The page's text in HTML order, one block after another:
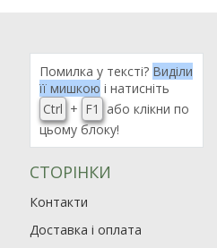
Помилка у тексті? Виділи
її мишкою і натисніть
Ctrl + F1
або клікни по
цьому блоку!
СТОРІНКИ
Контакти
Доставка і оплата